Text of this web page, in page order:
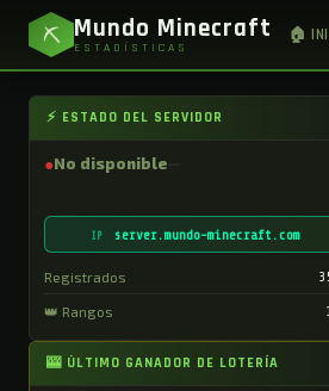
⛏ Mundo Minecraft
ESTADÍSTICAS
🏠
⚡ ESTADO DEL SERVIDOR
●No disponible
IP server.mundo-minecraft.com
Registrados
👑 Rangos
🎰 ÚLTIMO GANADOR DE LOTERÍA